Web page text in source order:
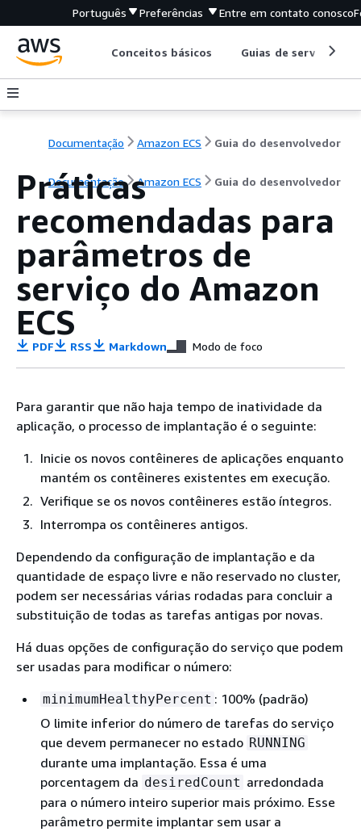
Português Preferências Entre em contato conosco
Conceitos básicos Guias de serviço
Documentação Amazon ECS Guia do desenvolvedor
Documentação Amazon ECS Guia do desenvolvedor
Práticas
recomendadas para
parâmetros de
serviço do Amazon
ECS
PDF RSS Markdown Modo de foco
Para garantir que não haja tempo de inatividade da
aplicação, o processo de implantação é o seguinte:
Inicie os novos contêineres de aplicações enquanto
mantém os contêineres existentes em execução.
Verifique se os novos contêineres estão íntegros.
Interrompa os contêineres antigos.
Dependendo da configuração de implantação e da
quantidade de espaço livre e não reservado no cluster,
podem ser necessárias várias rodadas para concluir a
substituição de todas as tarefas antigas por novas.
Há duas opções de configuração do serviço que podem
ser usadas para modificar o número:
minimumHealthyPercent : 100% (padrão)
O limite inferior do número de tarefas do serviço
que devem permanecer no estado RUNNING
durante uma implantação. Essa é uma
porcentagem da desiredCount arredondada
para o número inteiro superior mais próximo. Esse
parâmetro permite implantar sem usar a